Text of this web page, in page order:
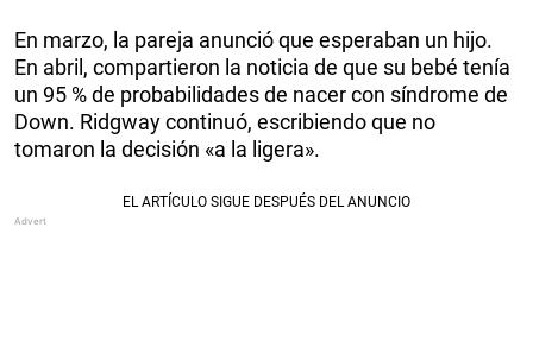
En marzo, la pareja anunció que esperaban un hijo.
En abril, compartieron la noticia de que su bebé tenía
un 95 % de probabilidades de nacer con síndrome de
Down. Ridgway continuó, escribiendo que no
tomaron la decisión «a la ligera».